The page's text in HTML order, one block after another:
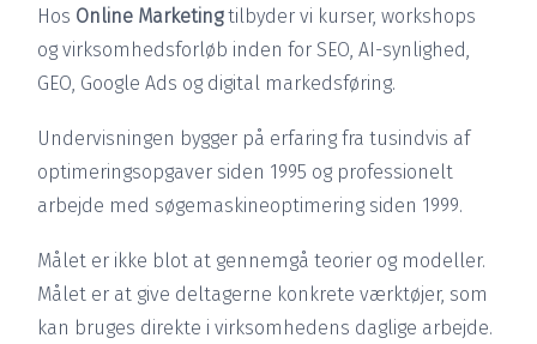
Hos Online Marketingtilbyder vi kurser, workshops
og virksomhedsforløb inden for SEO, AI-synlighed,
GEO, Google Ads og digital markedsføring.
Undervisningen bygger på erfaring fra tusindvis af
optimeringsopgaver siden 1995 og professionelt
arbejde med søgemaskineoptimering siden 1999.
Målet er ikke blot at gennemgå teorier og modeller.
Målet er at give deltagerne konkrete værktøjer, som
kan bruges direkte i virksomhedens daglige arbejde.